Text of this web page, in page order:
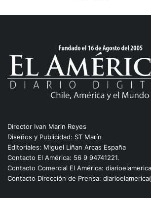
Director Ivan Marin Reyes
Diseños y Publicidad: ST Marín
Editoriales: Miguel Liñan Arcas España
Contacto El América: 56 9 94741221.
Contacto Comercial El América:
Contacto Dirección de Prensa: